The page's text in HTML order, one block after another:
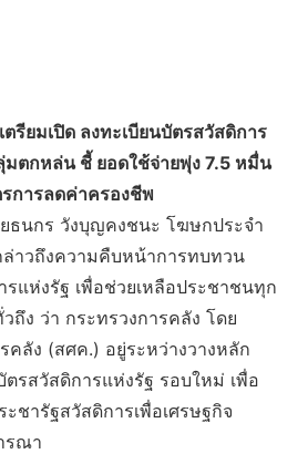
รียมเปิด ลงทะเบียนบัตรสวัสดิการ
ตกหล่น ชี้ ยอดใช้จ่ายพุ่ง 7.5 หมื่น
การลดค่าครองชีพ
ธนกร วังบุญคงชนะ โฆษกประจำ
าวถึงความคืบหน้าการทบทวน
แห่งรัฐ เพื่อช่วยเหลือประชาชนทุก
ถึง ว่า กระทรวงการคลัง โดย
คลัง (สศค.) อยู่ระหว่างวางหลัก
รสวัสดิการแห่งรัฐ รอบใหม่ เพื่อ
ชารัฐสวัสดิการเพื่อเศรษฐกิจ
รณา